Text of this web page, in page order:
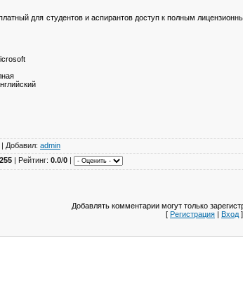
для студентов и аспирантов доступ к полным
| Добавил: admin
255 | Рейтинг: 0.0/0 |
Добавлять комментарии могут только
[ Регистрация | Вход ]